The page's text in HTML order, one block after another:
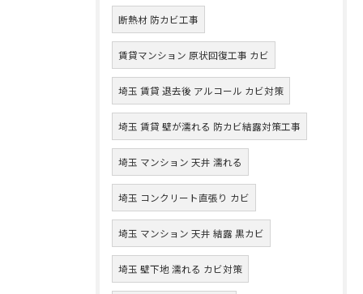
断熱材 防カビ工事
賃貸マンション 原状回復工事 カビ
埼玉 賃貸 退去後 アルコール カビ対策
埼玉 賃貸 壁が濡れる 防カビ結露対策工事
埼玉 マンション 天井 濡れる
埼玉 コンクリート直張り カビ
埼玉 マンション 天井 結露 黒カビ
埼玉 壁下地 濡れる カビ対策